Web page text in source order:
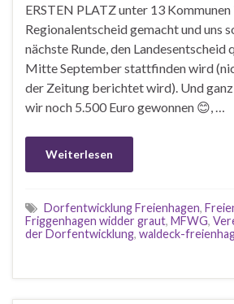
ERSTEN PLATZ unter 13 Kommunen
Regionalentscheid gemacht und uns
nächste Runde, den
Mitte September stattfinden wird
der Zeitung berichtet wird). Und
wir noch 5.500 Euro gewonnen 😊, …
Weiterlesen
Dorfentwicklung Freienhagen,
Friggenhagen widder graut, MFWG,
der Dorfentwicklung, waldeck-